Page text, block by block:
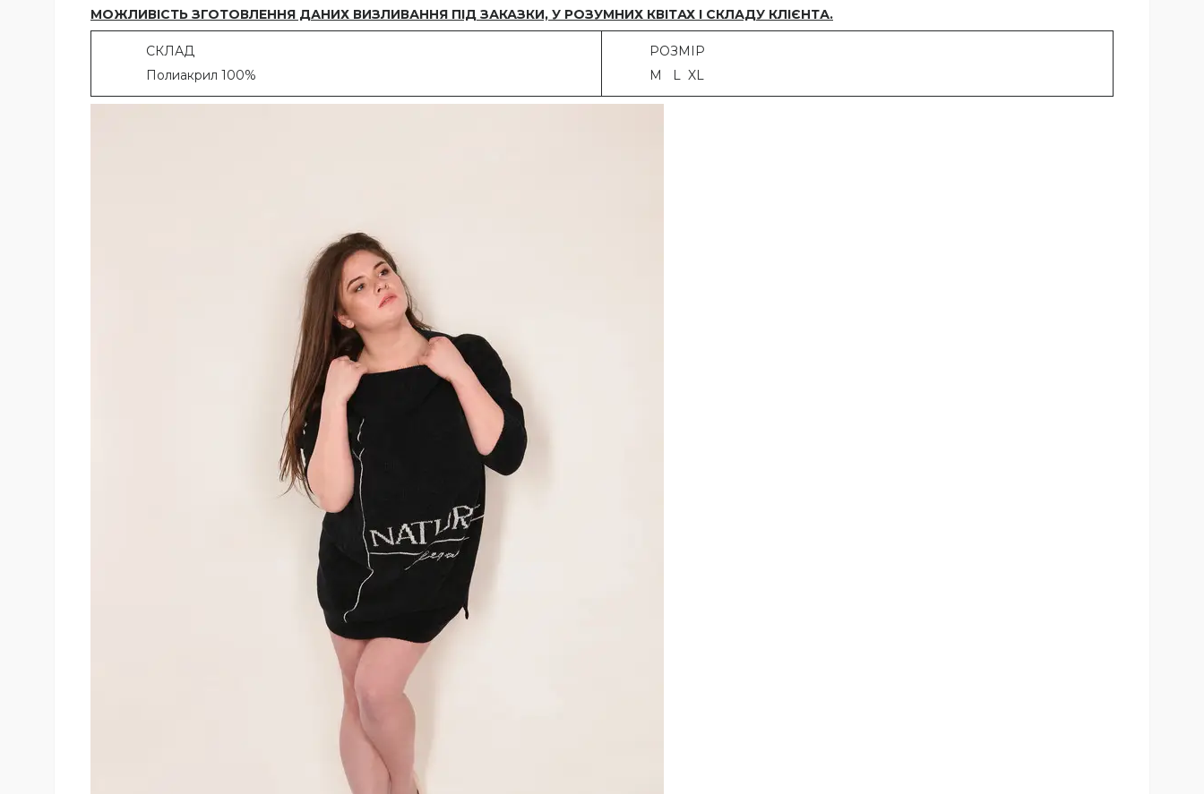
МОЖЛИВІСТЬ ЗГОТОВЛЕННЯ ДАНИХ ВИЗЛИВАННЯ ПІД ЗАКАЗКИ, У РОЗУМНИХ КВІТАХ І СКЛАДУ КЛІЄНТА.
СКЛАД
Полиакрил 100%
РОЗМІР
M L XL